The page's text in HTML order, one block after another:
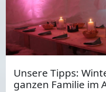
Unsere Tipps:
ganzen Familie im